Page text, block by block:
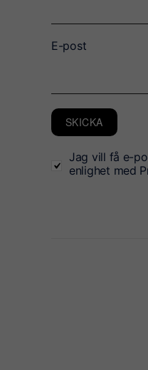
E-post
SKICKA
Jag vill få e-
enlighet med